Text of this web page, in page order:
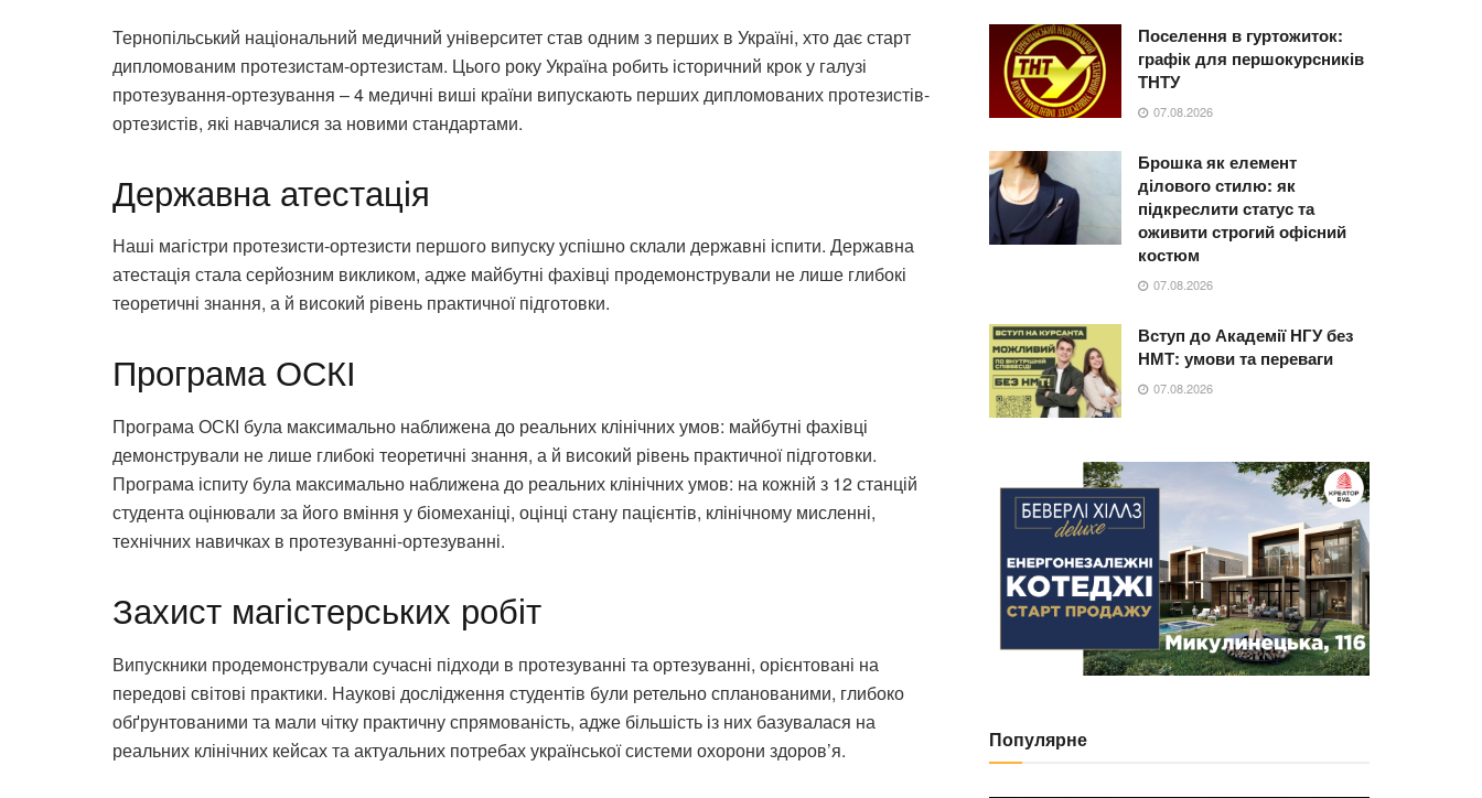
Тернопільський національний медичний університет став одним з перших в Україні, хто дає старт
дипломованим протезистам-ортезистам. Цього року Україна робить історичний крок у галузі
протезування-ортезування – 4 медичні виші країни випускають перших дипломованих протезистів-
ортезистів, які навчалися за новими стандартами.
Державна атестація
Наші магістри протезисти-ортезисти першого випуску успішно склали державні іспити. Державна
атестація стала серйозним викликом, адже майбутні фахівці продемонстрували не лише глибокі
теоретичні знання, а й високий рівень практичної підготовки.
Програма ОСКІ
Програма ОСКІ була максимально наближена до реальних клінічних умов: майбутні фахівці
демонстрували не лише глибокі теоретичні знання, а й високий рівень практичної підготовки.
Програма іспиту була максимально наближена до реальних клінічних умов: на кожній з 12 станцій
студента оцінювали за його вміння у біомеханіці, оцінці стану пацієнтів, клінічному мисленні,
технічних навичках в протезуванні-ортезуванні.
Захист магістерських робіт
Випускники продемонстрували сучасні підходи в протезуванні та ортезуванні, орієнтовані на
передові світові практики. Наукові дослідження студентів були ретельно спланованими, глибоко
обґрунтованими та мали чітку практичну спрямованість, адже більшість із них базувалася на
реальних клінічних кейсах та актуальних потребах української системи охорони здоров’я.
Поселення в гуртожиток:
графік для першокурсників
ТНТУ
07.08.2026
Брошка як елемент
ділового стилю: як
підкреслити статус та
оживити строгий офісний
костюм
07.08.2026
Вступ до Академії НГУ без
НМТ: умови та переваги
07.08.2026
Популярне